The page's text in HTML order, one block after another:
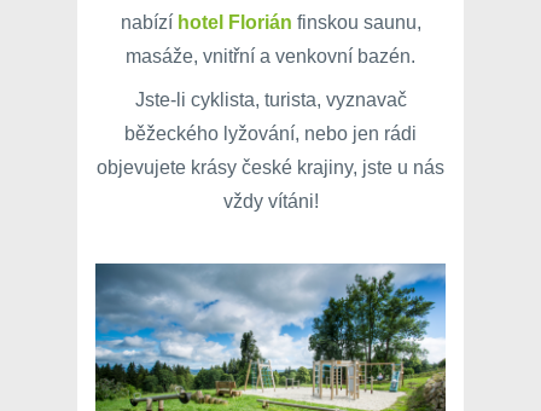
nabízí hotel Florián finskou saunu,
masáže, vnitřní a venkovní bazén.
Jste-li cyklista, turista, vyznavač
běžeckého lyžování, nebo jen rádi
objevujete krásy české krajiny, jste u nás
vždy vítáni!